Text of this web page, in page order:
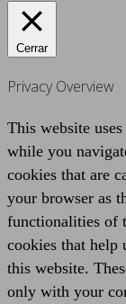
Cerrar
Privacy Overview
This website
while you
cookies that are
your browser as
functionalities of
cookies that help
this website.
only with your